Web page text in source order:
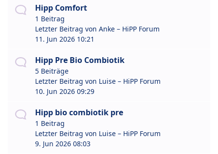
Hipp Comfort
1 Beitrag
Letzter Beitrag von Anke – HiPP Forum
11. Jun 2026 10:21
Hipp Pre Bio Combiotik
5 Beiträge
Letzter Beitrag von Luise – HiPP Forum
10. Jun 2026 09:29
Hipp bio combiotik pre
1 Beitrag
Letzter Beitrag von Luise – HiPP Forum
9. Jun 2026 08:03